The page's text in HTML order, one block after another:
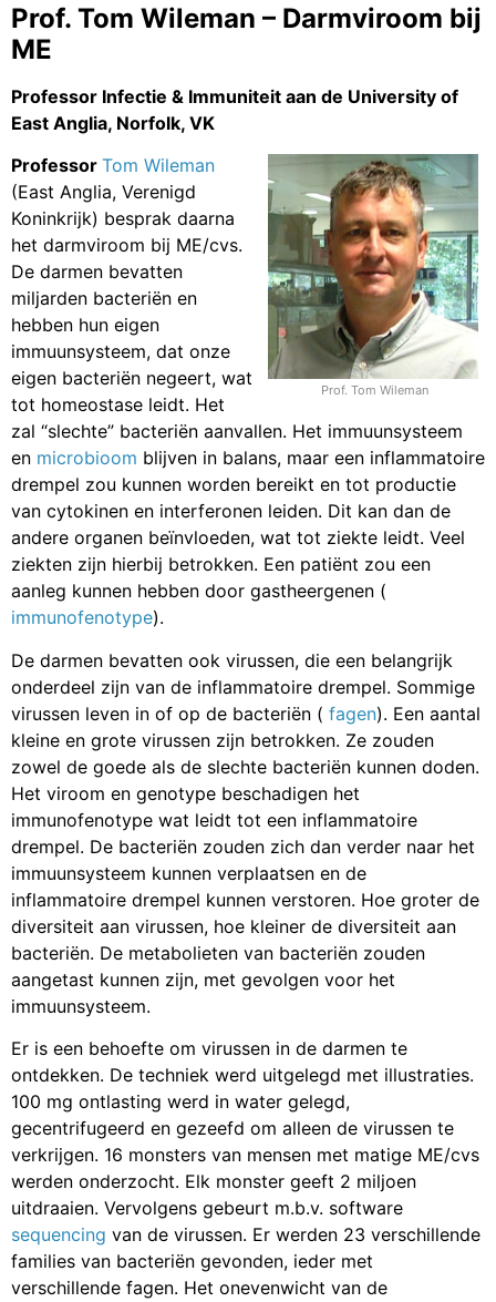
Prof. Tom Wileman – Darmviroom bij
ME
Professor Infectie & Immuniteit aan de University of
East Anglia, Norfolk, VK
Prof. Tom Wileman
Professor Tom Wileman
(East Anglia, Verenigd
Koninkrijk) besprak daarna
het darmviroom bij ME/cvs.
De darmen bevatten
miljarden bacteriën en
hebben hun eigen
immuunsysteem, dat onze
eigen bacteriën negeert, wat
tot homeostase leidt. Het
zal “slechte” bacteriën aanvallen. Het immuunsysteem
en microbioom blijven in balans, maar een inflammatoire
drempel zou kunnen worden bereikt en tot productie
van cytokinen en interferonen leiden. Dit kan dan de
andere organen beïnvloeden, wat tot ziekte leidt. Veel
ziekten zijn hierbij betrokken. Een patiënt zou een
aanleg kunnen hebben door gastheergenen (
immunofenotype).
De darmen bevatten ook virussen, die een belangrijk
onderdeel zijn van de inflammatoire drempel. Sommige
virussen leven in of op de bacteriën ( fagen). Een aantal
kleine en grote virussen zijn betrokken. Ze zouden
zowel de goede als de slechte bacteriën kunnen doden.
Het viroom en genotype beschadigen het
immunofenotype wat leidt tot een inflammatoire
drempel. De bacteriën zouden zich dan verder naar het
immuunsysteem kunnen verplaatsen en de
inflammatoire drempel kunnen verstoren. Hoe groter de
diversiteit aan virussen, hoe kleiner de diversiteit aan
bacteriën. De metabolieten van bacteriën zouden
aangetast kunnen zijn, met gevolgen voor het
immuunsysteem.
Er is een behoefte om virussen in de darmen te
ontdekken. De techniek werd uitgelegd met illustraties.
100 mg ontlasting werd in water gelegd,
gecentrifugeerd en gezeefd om alleen de virussen te
verkrijgen. 16 monsters van mensen met matige ME/cvs
werden onderzocht. Elk monster geeft 2 miljoen
uitdraaien. Vervolgens gebeurt m.b.v. software
sequencing van de virussen. Er werden 23 verschillende
families van bacteriën gevonden, ieder met
verschillende fagen. Het onevenwicht van de